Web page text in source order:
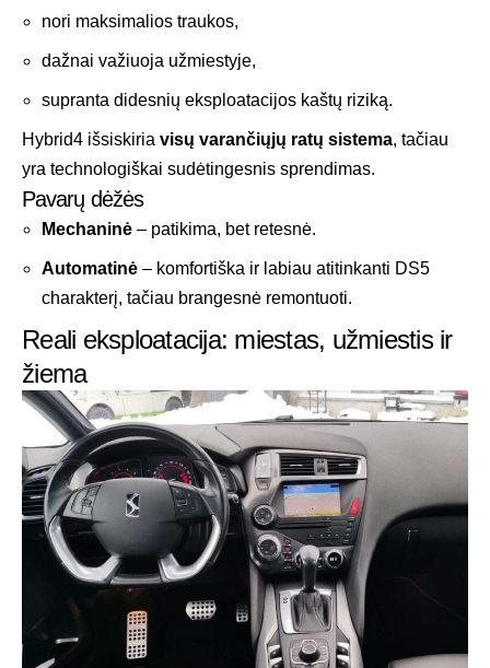
nori maksimalios traukos,
dažnai važiuoja užmiestyje,
supranta didesnių eksploatacijos kaštų riziką.
Hybrid4 išsiskiria visų varančiųjų ratų sistema, tačiau
yra technologiškai sudėtingesnis sprendimas.
Pavarų dėžės
Mechaninė – patikima, bet retesnė.
Automatinė – komfortiška ir labiau atitinkanti DS5
charakterį, tačiau brangesnė remontuoti.
Reali eksploatacija: miestas, užmiestis ir
žiema